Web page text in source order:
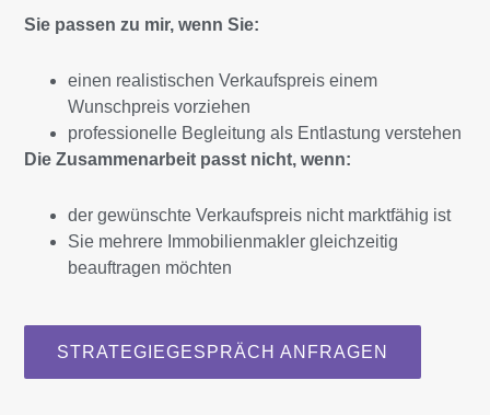
Sie passen zu mir, wenn Sie:
einen realistischen Verkaufspreis einem
Wunschpreis vorziehen
professionelle Begleitung als Entlastung verstehen
Die Zusammenarbeit passt nicht, wenn:
der gewünschte Verkaufspreis nicht marktfähig ist
Sie mehrere Immobilienmakler gleichzeitig
beauftragen möchten
STRATEGIEGESPRÄCH ANFRAGEN